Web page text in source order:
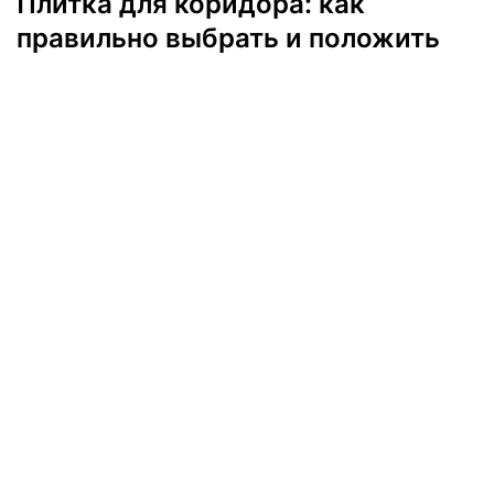
правильно выбрать и положить